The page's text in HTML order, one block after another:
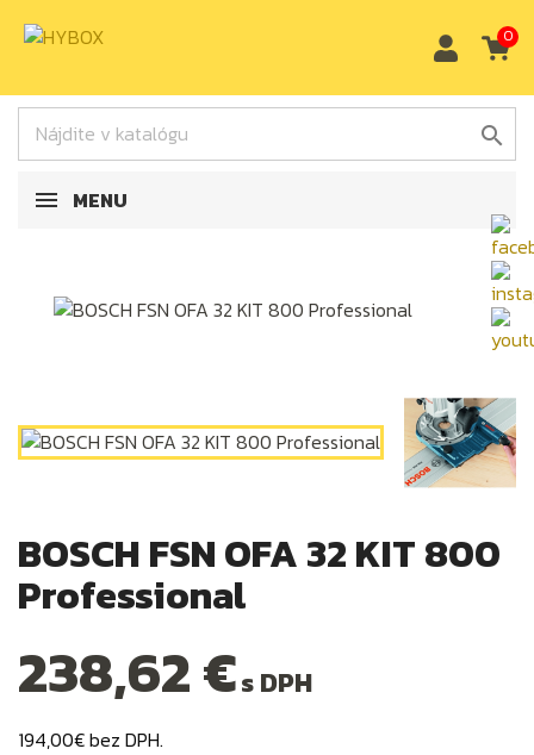

0
MENU
BOSCH FSN OFA 32 KIT 800
Professional
238,62 €s DPH
194,00€ bez DPH.